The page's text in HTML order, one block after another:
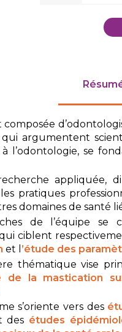
composée
qui argumentent
à l’odontologie, se
appliquée,
pratiques
domaines de santé
de l’équipe
ciblent
et l ’étude des
thématique vise
de la mastication
s’oriente vers des
des études